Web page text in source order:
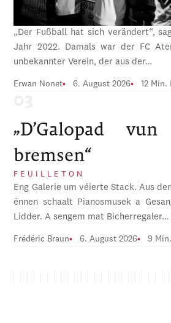
„Der Fußball hat sich verändert“,
Jahr 2022. Damals war der FC
unbekannter Verein, der aus der…
Erwan Nonet 6. August 2026 12 Min.
„D’Galopad
bremsen“
FEUILLETON
Eng Galerie um véierte Stack. Aus
ënnen schaalt Pianosmusek a
Lidder. A sengem mat Bicherregaler…
Frédéric Braun 6. August 2026 9